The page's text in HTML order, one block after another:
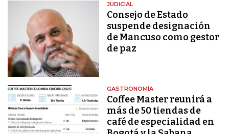
JUDICIAL
Consejo de Estado
suspende designación
de Mancuso como gestor
de paz
GASTRONOMÍA
Coffee Master reunirá a
más de 50 tiendas de
café de especialidad en